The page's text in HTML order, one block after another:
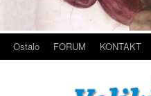
Ostalo FORUM KONTAKT